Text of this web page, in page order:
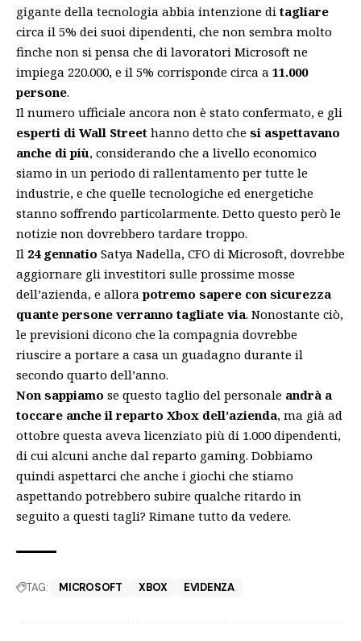
gigante della tecnologia abbia intenzione ditagliare
circa il 5% dei suoi dipendenti, che non sembra molto
finche non si pensa che di lavoratori Microsoft ne
impiega 220.000, e il 5% corrisponde circa a 11.000
persone.
Il numero ufficiale ancora non è stato confermato, e gli
esperti di Wall Street hanno detto che si aspettavano
anche di più, considerando che a livello economico
siamo in un periodo di rallentamento per tutte le
industrie, e che quelle tecnologiche ed energetiche
stanno soffrendo particolarmente. Detto questo però le
notizie non dovrebbero tardare troppo.
Il 24 gennatio Satya Nadella, CFO di Microsoft, dovrebbe
aggiornare gli investitori sulle prossime mosse
dell’azienda, e allora potremo sapere con sicurezza
quante persone verranno tagliate via. Nonostante ciò,
le previsioni dicono che la compagnia dovrebbe
riuscire a portare a casa un guadagno durante il
secondo quarto dell’anno.
Non sappiamo se questo taglio del personale andrà a
toccare anche il reparto Xbox dell’azienda, ma già ad
ottobre questa aveva licenziato più di 1.000 dipendenti,
di cui alcuni anche dal reparto gaming. Dobbiamo
quindi aspettarci che anche i giochi che stiamo
aspettando potrebbero subire qualche ritardo in
seguito a questi tagli? Rimane tutto da vedere.
TAG: MICROSOFT XBOX EVIDENZA